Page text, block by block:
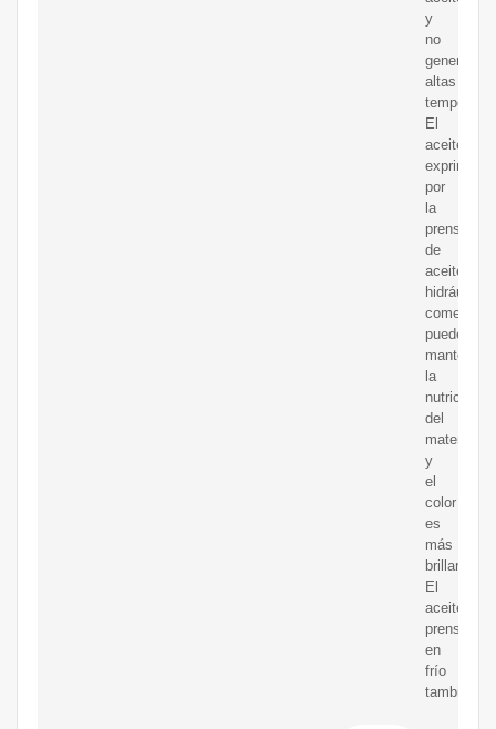
y
no
generará
altas
El
aceite
exprimido
por
la
prensa
de
aceite
hidráulica
comercial
puede
mantener
la
nutrición
del
material
y
el
color
es
más
brillante.
El
aceite
prensado
en
frío
también